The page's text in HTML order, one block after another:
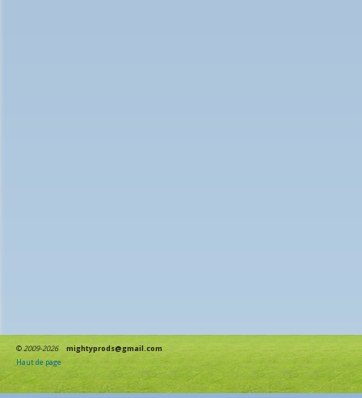
©2009-2026
mightyprods@gmail.com
Haut de page